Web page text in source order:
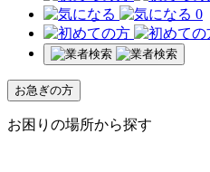
0
お急ぎの方
お困りの場所から探す